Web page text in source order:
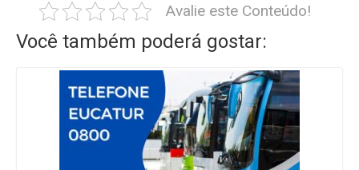
Avalie este Conteúdo!
Você também poderá gostar: